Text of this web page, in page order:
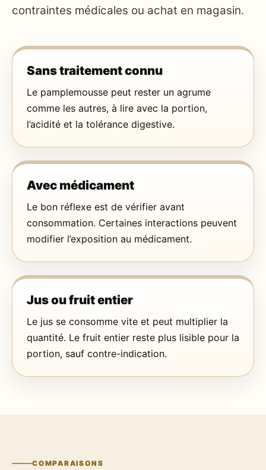
contraintes médicales ou achat en magasin.
Sans traitement connu
Le pamplemousse peut rester un agrume
comme les autres, à lire avec la portion,
l’acidité et la tolérance digestive.
Avec médicament
Le bon réflexe est de vérifier avant
consommation. Certaines interactions peuvent
modifier l’exposition au médicament.
Jus ou fruit entier
Le jus se consomme vite et peut multiplier la
quantité. Le fruit entier reste plus lisible pour la
portion, sauf contre-indication.
COMPARAISONS